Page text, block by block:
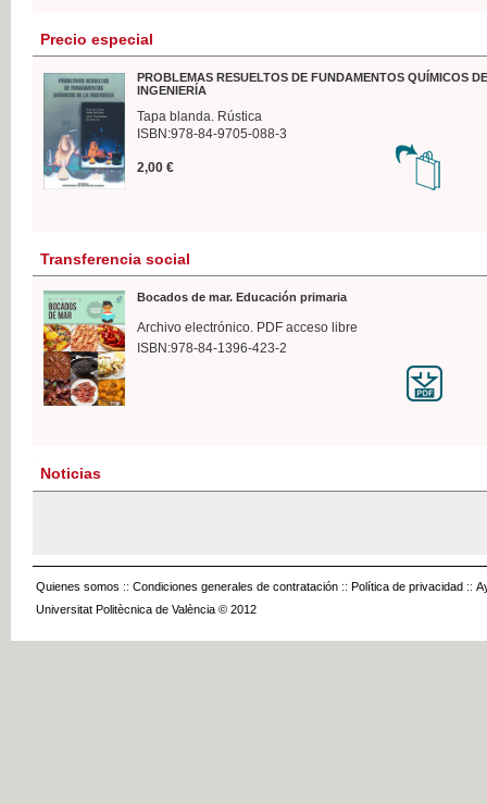
Precio especial
PROBLEMAS RESUELTOS DE FUNDAMENTOS QUÍMICOS
INGENIERÍA
Tapa blanda. Rústica
ISBN:978-84-9705-088-3
2,00 €
Transferencia social
Bocados de mar. Educación primaria
Archivo electrónico. PDF acceso libre
ISBN:978-84-1396-423-2
Noticias
Quienes somos :: Condiciones generales de contratación :: Política de privacidad ::
Universitat Politècnica de València © 2012